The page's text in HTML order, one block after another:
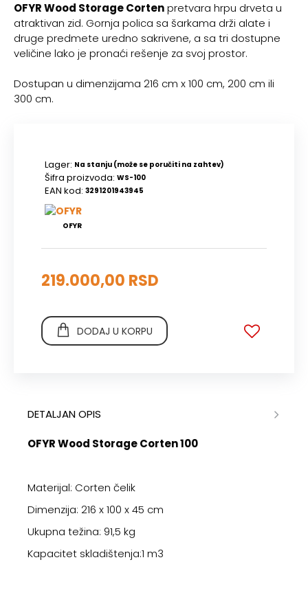
OFYR Wood Storage Cortenpretvara hrpu drveta u
atraktivan zid. Gornja polica sa šarkama drži alate i
druge predmete uredno sakrivene, a sa tri dostupne
veličine lako je pronaći rešenje za svoj prostor.
Dostupan u dimenzijama 216 cm x 100 cm, 200 cm ili
300 cm.
Lager: Na stanju (može se poručiti na zahtev)
Šifra proizvoda: WS-100
EAN kod: 3291201943945
OFYR
219.000,00 RSD
DODAJ U KORPU
DETALJAN OPIS
OFYR Wood Storage Corten 100
Materijal: Corten čelik
Dimenzija: 216 x 100 x 45 cm
Ukupna težina: 91,5 kg
Kapacitet skladištenja:1 m3